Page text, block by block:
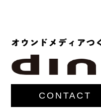
CONTACT